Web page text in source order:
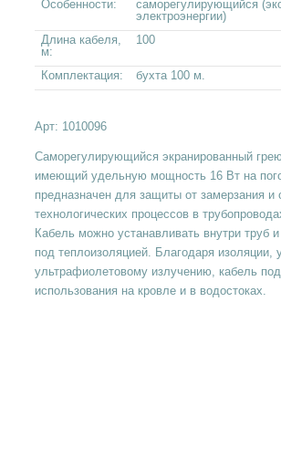
Особенности:
саморегулирующийся
электроэнергии)
Длина кабеля,
м:
100
Комплектация: бухта 100 м.
Арт: 1010096
Саморегулирующийся экранированный
имеющий удельную мощность 16 Вт на
предназначен для защиты от замерзания и
технологических процессов в
Кабель можно устанавливать внутри труб
под теплоизоляцией. Благодаря изоляции,
ультрафиолетовому излучению, кабель
использования на кровле и в водостоках.